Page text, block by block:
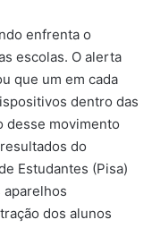
enfrenta o
escolas. O alerta
que um em cada
dentro das
desse movimento
do
Estudantes (Pisa)
dos alunos